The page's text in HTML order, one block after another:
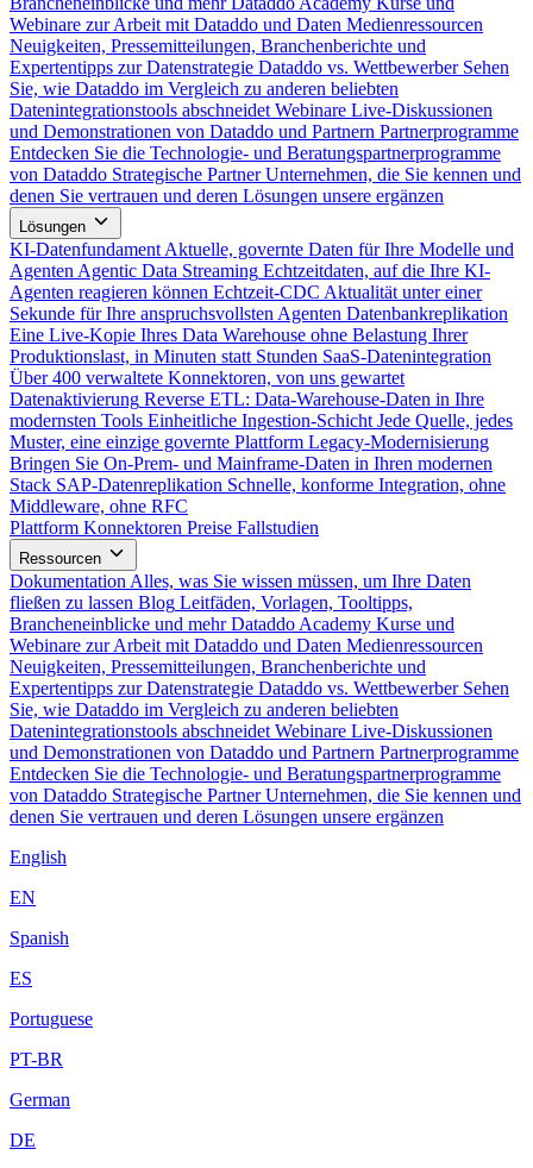
Webinare zur Arbeit mit Dataddo und Daten Medienressourcen
Neuigkeiten, Pressemitteilungen, Branchenberichte und
Expertentipps zur Datenstrategie Dataddo vs. Wettbewerber Sehen
Sie, wie Dataddo im Vergleich zu anderen beliebten
Datenintegrationstools abschneidet Webinare Live-Diskussionen
und Demonstrationen von Dataddo und Partnern Partnerprogramme
Entdecken Sie die Technologie- und Beratungspartnerprogramme
von Dataddo Strategische Partner Unternehmen, die Sie kennen und
denen Sie vertrauen und deren Lösungen unsere ergänzen
Lösungen
KI-Datenfundament Aktuelle, governte Daten für Ihre Modelle und
Agenten Agentic Data Streaming Echtzeitdaten, auf die Ihre KI-
Agenten reagieren können Echtzeit-CDC Aktualität unter einer
Sekunde für Ihre anspruchsvollsten Agenten Datenbankreplikation
Eine Live-Kopie Ihres Data Warehouse ohne Belastung Ihrer
Produktionslast, in Minuten statt Stunden SaaS-Datenintegration
Über 400 verwaltete Konnektoren, von uns gewartet
Datenaktivierung Reverse ETL: Data-Warehouse-Daten in Ihre
modernsten Tools Einheitliche Ingestion-Schicht Jede Quelle, jedes
Muster, eine einzige governte Plattform Legacy-Modernisierung
Bringen Sie On-Prem- und Mainframe-Daten in Ihren modernen
Stack SAP-Datenreplikation Schnelle, konforme Integration, ohne
Middleware, ohne RFC
Plattform Konnektoren Preise Fallstudien
Ressourcen
Dokumentation Alles, was Sie wissen müssen, um Ihre Daten
fließen zu lassen Blog Leitfäden, Vorlagen, Tooltipps,
Brancheneinblicke und mehr Dataddo Academy Kurse und
Webinare zur Arbeit mit Dataddo und Daten Medienressourcen
Neuigkeiten, Pressemitteilungen, Branchenberichte und
Expertentipps zur Datenstrategie Dataddo vs. Wettbewerber Sehen
Sie, wie Dataddo im Vergleich zu anderen beliebten
Datenintegrationstools abschneidet Webinare Live-Diskussionen
und Demonstrationen von Dataddo und Partnern Partnerprogramme
Entdecken Sie die Technologie- und Beratungspartnerprogramme
von Dataddo Strategische Partner Unternehmen, die Sie kennen und
denen Sie vertrauen und deren Lösungen unsere ergänzen
English
EN
Spanish
ES
Portuguese
PT-BR
German
DE